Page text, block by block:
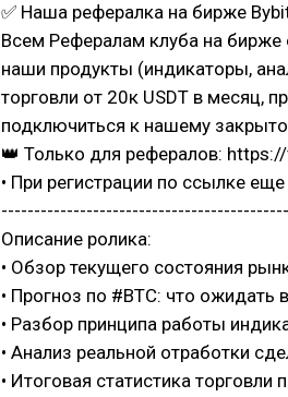
✅ Наша рефералка на бирже
Всем Рефералам клуба на бирже
наши продукты (индикаторы,
торговли от 20к USDT в месяц,
подключиться к нашему
👑 Только для рефералов:
• При регистрации по ссылке
Описание ролика:
• Обзор текущего состояния
• Прогноз по #BTC: что
• Разбор принципа работы
• Анализ реальной отработки
• Итоговая статистика торговли